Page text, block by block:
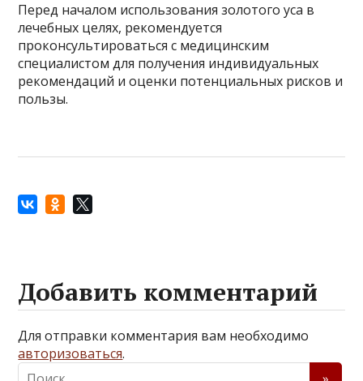
Перед началом использования золотого уса в
лечебных целях, рекомендуется
проконсультироваться с медицинским
специалистом для получения индивидуальных
рекомендаций и оценки потенциальных рисков и
пользы.
Добавить комментарий
Для отправки комментария вам необходимо
авторизоваться.